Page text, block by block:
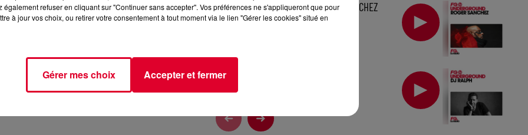
MIX : ROGER SANCHEZ
également refuser en cliquant sur "Continuer sans accepter". Vos préférences ne s'appliqueront que pour
à jour vos choix, ou retirer votre consentement à tout moment via le lien "Gérer les cookies" situé en
Gérer mes choix Accepter et fermer